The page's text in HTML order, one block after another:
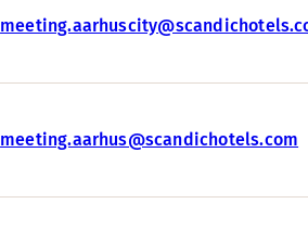
meeting.aarhus@scandichotels.com